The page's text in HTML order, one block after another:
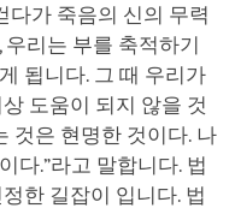
가 죽음의 신의 무력
리는 부를 축적하기
됩니다. 그 때 우리가
도움이 되지 않을 것
것은 현명한 것이다. 나
다.”라고 말합니다. 법
한 길잡이 입니다. 법